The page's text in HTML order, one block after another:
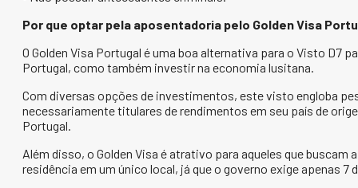
Por que optar pela aposentadoria pelo Golden Visa
O Golden Visa Portugal é uma boa alternativa para o Visto D7
Portugal, como também investir na economia lusitana.
Com diversas opções de investimentos, este visto engloba
necessariamente titulares de rendimentos em seu país de
Portugal.
Além disso, o Golden Visa é atrativo para aqueles que
residência em um único local, já que o governo exige apenas 7